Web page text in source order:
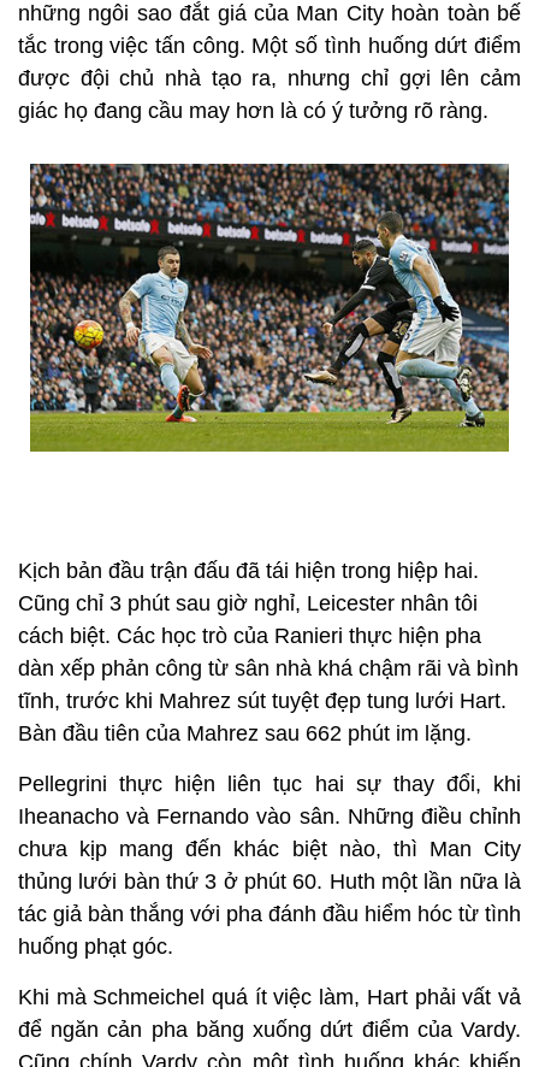
những ngôi sao đắt giá của Man City hoàn toàn bế
tắc trong việc tấn công. Một số tình huống dứt điểm
được đội chủ nhà tạo ra, nhưng chỉ gợi lên cảm
giác họ đang cầu may hơn là có ý tưởng rõ ràng.
Kịch bản đầu trận đấu đã tái hiện trong hiệp hai.
Cũng chỉ 3 phút sau giờ nghỉ, Leicester nhân tôi
cách biệt. Các học trò của Ranieri thực hiện pha
dàn xếp phản công từ sân nhà khá chậm rãi và bình
tĩnh, trước khi Mahrez sút tuyệt đẹp tung lưới Hart.
Bàn đầu tiên của Mahrez sau 662 phút im lặng.
Pellegrini thực hiện liên tục hai sự thay đổi, khi
Iheanacho và Fernando vào sân. Những điều chỉnh
chưa kịp mang đến khác biệt nào, thì Man City
thủng lưới bàn thứ 3 ở phút 60. Huth một lần nữa là
tác giả bàn thắng với pha đánh đầu hiểm hóc từ tình
huống phạt góc.
Khi mà Schmeichel quá ít việc làm, Hart phải vất vả
để ngăn cản pha băng xuống dứt điểm của Vardy.
Cũng chính Vardy còn một tình huống khác khiến